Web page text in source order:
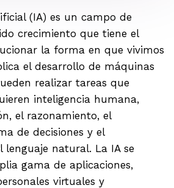
(IA) es un campo de
crecimiento que tiene el
la forma en que vivimos
el desarrollo de máquinas
realizar tareas que
inteligencia humana,
el razonamiento, el
de decisiones y el
lenguaje natural. La IA se
gama de aplicaciones,
virtuales y